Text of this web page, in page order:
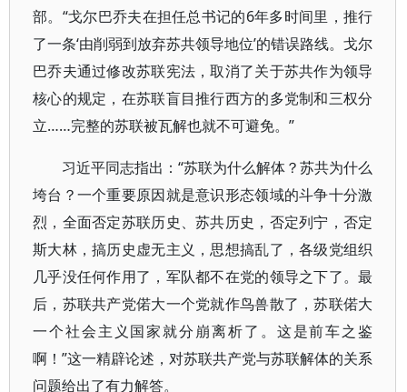
部。“戈尔巴乔夫在担任总书记的6年多时间里，推行
了一条‘由削弱到放弃苏共领导地位’的错误路线。戈尔
巴乔夫通过修改苏联宪法，取消了关于苏共作为领导
核心的规定，在苏联盲目推行西方的多党制和三权分
立……完整的苏联被瓦解也就不可避免。”
习近平同志指出：“苏联为什么解体？苏共为什么
垮台？一个重要原因就是意识形态领域的斗争十分激
烈，全面否定苏联历史、苏共历史，否定列宁，否定
斯大林，搞历史虚无主义，思想搞乱了，各级党组织
几乎没任何作用了，军队都不在党的领导之下了。最
后，苏联共产党偌大一个党就作鸟兽散了，苏联偌大
一个社会主义国家就分崩离析了。这是前车之鉴
啊！”这一精辟论述，对苏联共产党与苏联解体的关系
问题给出了有力解答。